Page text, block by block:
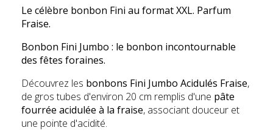
Le célèbre bonbon Fini au format XXL. Parfum
Fraise.
Bonbon Fini Jumbo : le bonbon incontournable
des fêtes foraines.
Découvrez les bonbons Fini Jumbo Acidulés Fraise,
de gros tubes d'environ 20 cm remplis d'une pâte
fourrée acidulée à la fraise, associant douceur et
une pointe d'acidité.